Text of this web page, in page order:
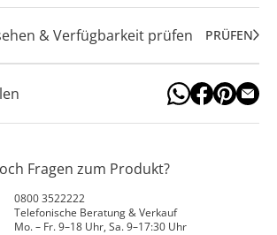
& Verfügbarkeit prüfen PRÜFEN
Fragen zum Produkt?
0800 3522222
Telefonische Beratung & Verkauf
Mo. – Fr. 9–18 Uhr, Sa. 9–17:30 Uhr